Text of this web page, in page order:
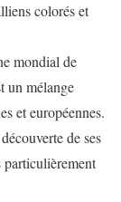
colorés et
mondial de
un mélange
et européennes.
de ses
particulièrement